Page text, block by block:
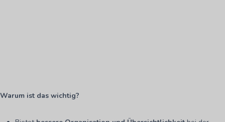
Warum ist das wichtig?